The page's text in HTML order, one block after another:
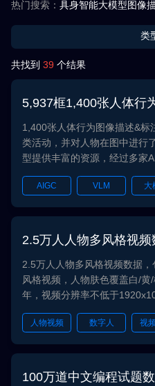
热门搜索：具身智能大模型 图像
类
共找到39 个结果
5,937框1,400张人体行
1,400张人体行为图像描述&标
类活动，并对人物在图中进行
型提供丰富的资源，经过多家
型在真实世界的应用中表现出
过程中，我们始终严格遵循数
隐私和合法权益得到维护。所
AIGC VLM 大
图文对
2.5万人人物多风格视频
2.5万人人物多风格视频数据
风格视频，人物肤色覆盖白/
年，视频分辨率不低于
集可用于人物一致性视频生成
人物视频 数字人 视
100万道中文编程试题